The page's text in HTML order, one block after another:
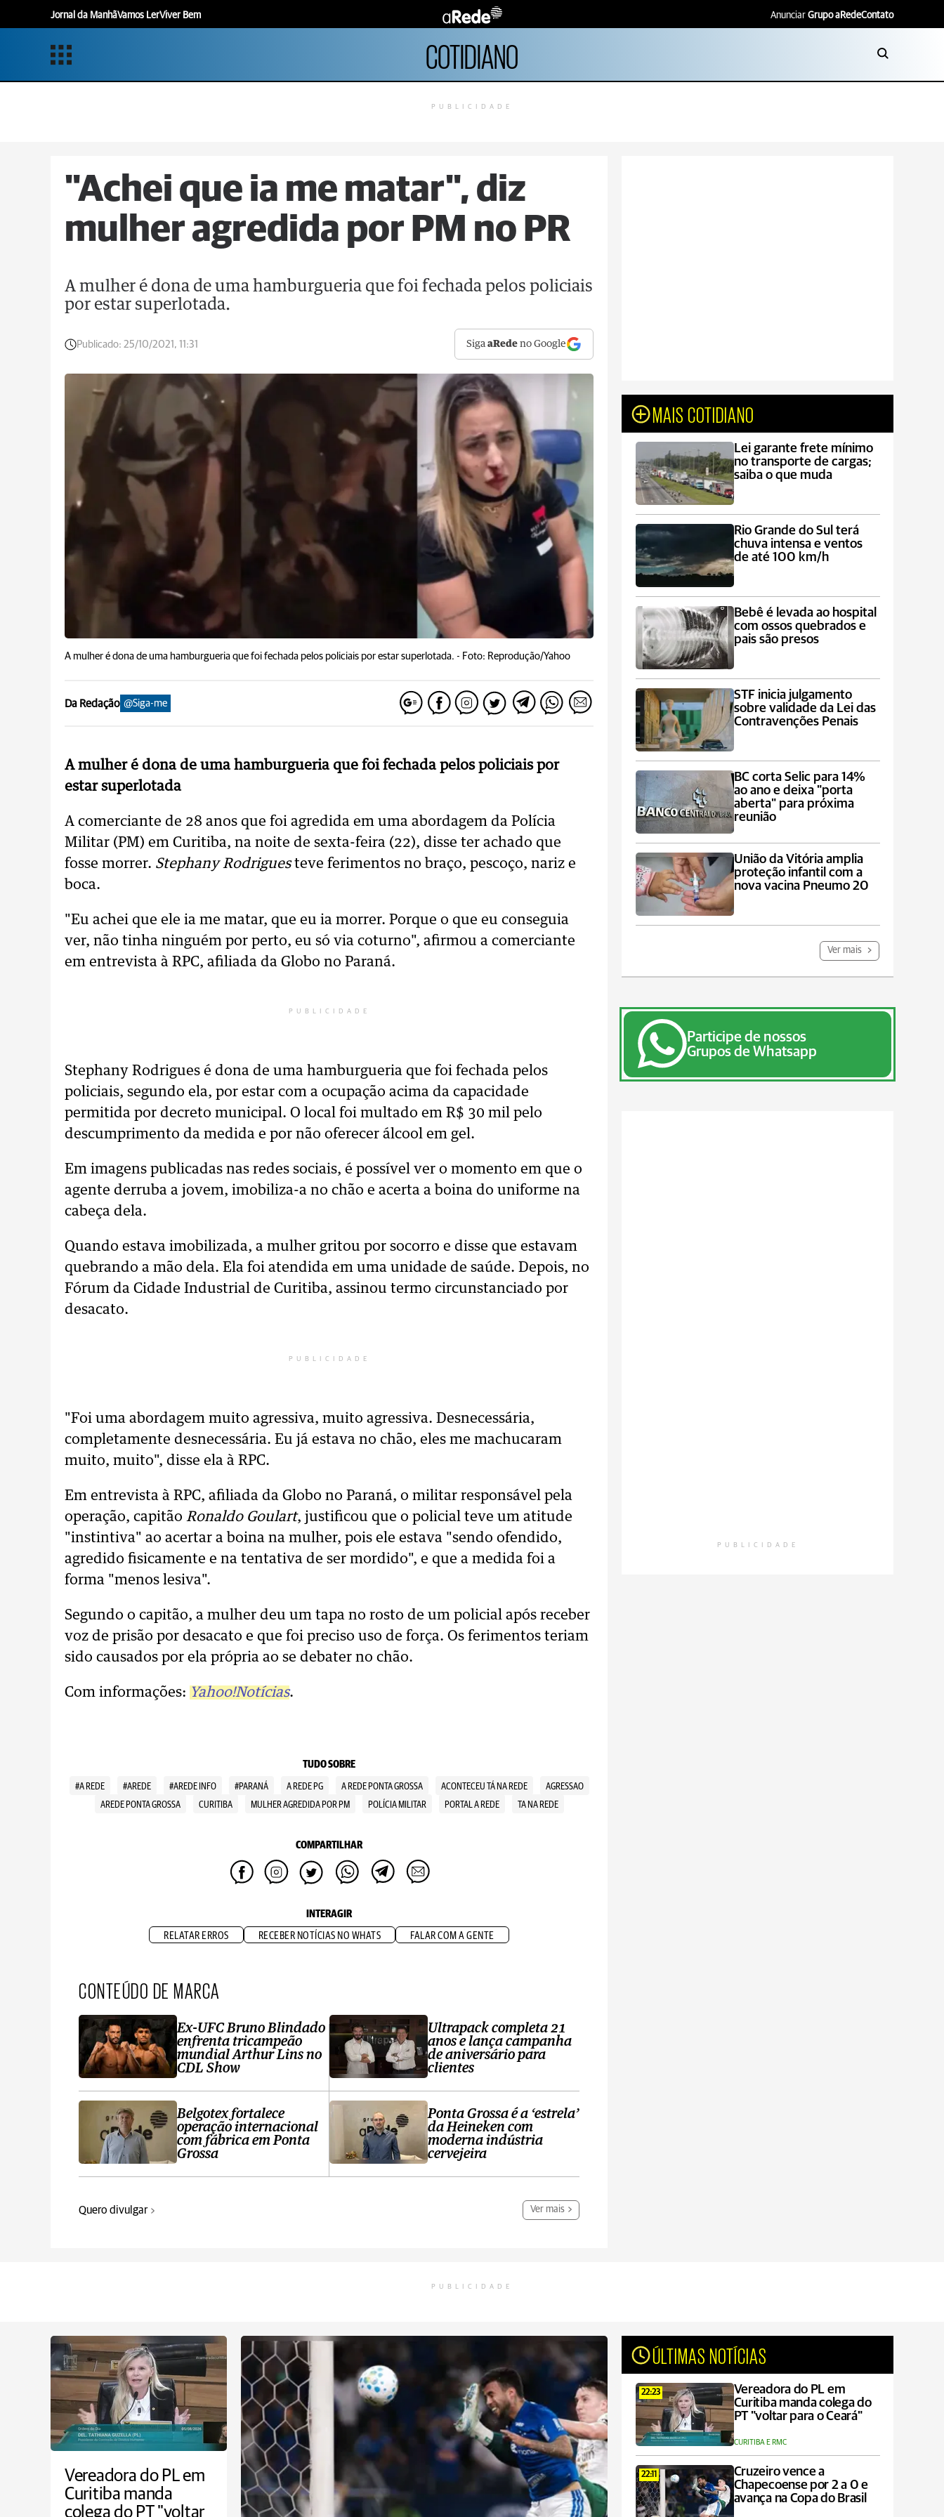
Jornal da ManhãVamos LerViver Bem Anunciar Grupo aRedeContato
COTIDIANO
PUBLICIDADE
"Achei que ia me matar", diz
mulher agredida por PM no PR
A mulher é dona de uma hamburgueria que foi fechada pelos policiais
por estar superlotada.
Publicado: 25/10/2021, 11:31 SigaaRede no Google
A mulher é dona de uma hamburgueria que foi fechada pelos policiais por estar superlotada. - Foto: Reprodução/Yahoo
Da Redação @Siga-me
A mulher é dona de uma hamburgueria que foi fechada pelos policiais por
estar superlotada
A comerciante de 28 anos que foi agredida em uma abordagem da Polícia
Militar (PM) em Curitiba, na noite de sexta-feira (22), disse ter achado que
fosse morrer. Stephany Rodriguesteve ferimentos no braço, pescoço, nariz e
boca.
"Eu achei que ele ia me matar, que eu ia morrer. Porque o que eu conseguia
ver, não tinha ninguém por perto, eu só via coturno", afirmou a comerciante
em entrevista à RPC, afiliada da Globo no Paraná.
PUBLICIDADE
Stephany Rodrigues é dona de uma hamburgueria que foi fechada pelos
policiais, segundo ela, por estar com a ocupação acima da capacidade
permitida por decreto municipal. O local foi multado em R$ 30 mil pelo
descumprimento da medida e por não oferecer álcool em gel.
Em imagens publicadas nas redes sociais, é possível ver o momento em que o
agente derruba a jovem, imobiliza-a no chão e acerta a boina do uniforme na
cabeça dela.
Quando estava imobilizada, a mulher gritou por socorro e disse que estavam
quebrando a mão dela. Ela foi atendida em uma unidade de saúde. Depois, no
Fórum da Cidade Industrial de Curitiba, assinou termo circunstanciado por
desacato.
PUBLICIDADE
"Foi uma abordagem muito agressiva, muito agressiva. Desnecessária,
completamente desnecessária. Eu já estava no chão, eles me machucaram
muito, muito", disse ela à RPC.
Em entrevista à RPC, afiliada da Globo no Paraná, o militar responsável pela
operação, capitão Ronaldo Goulart, justificou que o policial teve um atitude
"instintiva" ao acertar a boina na mulher, pois ele estava "sendo ofendido,
agredido fisicamente e na tentativa de ser mordido", e que a medida foi a
forma "menos lesiva".
Segundo o capitão, a mulher deu um tapa no rosto de um policial após receber
voz de prisão por desacato e que foi preciso uso de força. Os ferimentos teriam
sido causados por ela própria ao se debater no chão.
Com informações: Yahoo!Notícias.
TUDO SOBRE
#A REDE #AREDE #AREDE INFO #PARANÁ A REDE PG A REDE PONTA GROSSA ACONTECEU TÁ NA REDE
AGRESSAO
AREDE PONTA GROSSA
CURITIBA MULHER AGREDIDA POR PM POLÍCIA MILITAR PORTAL A REDE TA NA REDE
COMPARTILHAR
INTERAGIR
RELATAR ERROS RECEBER NOTÍCIAS NO WHATS FALAR COM A GENTE
CONTEÚDO DE MARCA
Ex-UFC Bruno Blindado
enfrenta tricampeão
mundial Arthur Lins no
CDL Show
Belgotex fortalece
operação internacional
com fábrica em Ponta
Grossa
Ultrapack completa 21
anos e lança campanha
de aniversário para
clientes
Ponta Grossa é a ‘estrela’
da Heineken com
moderna indústria
cervejeira
Quero divulgar Ver mais
MAIS COTIDIANO
Lei garante frete mínimo
no transporte de cargas;
saiba o que muda
Rio Grande do Sul terá
chuva intensa e ventos
de até 100 km/h
Bebê é levada ao hospital
com ossos quebrados e
pais são presos
STF inicia julgamento
sobre validade da Lei das
Contravenções Penais
BC corta Selic para 14%
ao ano e deixa "porta
aberta" para próxima
reunião
União da Vitória amplia
proteção infantil com a
nova vacina Pneumo 20
Ver mais
Participe de nossos
Grupos de Whatsapp
PUBLICIDADE
PUBLICIDADE
Vereadora do PL em
Curitiba manda
colega do PT "voltar
ÚLTIMAS NOTÍCIAS
22:23
Vereadora do PL em
Curitiba manda colega do
PT "voltar para o Ceará"
CURITIBA E RMC
22:11
Cruzeiro vence a
Chapecoense por 2 a 0 e
avança na Copa do Brasil